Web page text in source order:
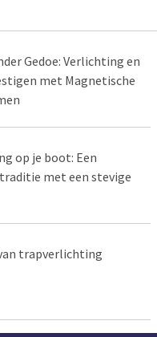
Gedoe: Verlichting en
met Magnetische
op je boot: Een
met een stevige
trapverlichting